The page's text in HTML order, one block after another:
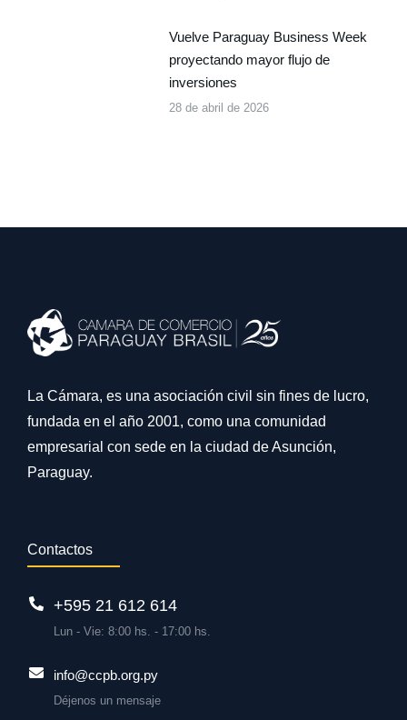
Vuelve Paraguay Business Week
proyectando mayor flujo de
inversiones
28 de abril de 2026
La Cámara, es una asociación civil sin fines de lucro,
fundada en el año 2001, como una comunidad
empresarial con sede en la ciudad de Asunción,
Paraguay.
Contactos
+595 21 612 614
Lun - Vie: 8:00 hs. - 17:00 hs.
info@ccpb.org.py
Déjenos un mensaje